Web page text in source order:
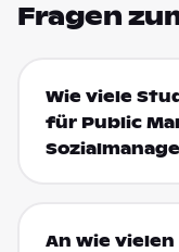
Fragen
Wie viele
für Public
An wie